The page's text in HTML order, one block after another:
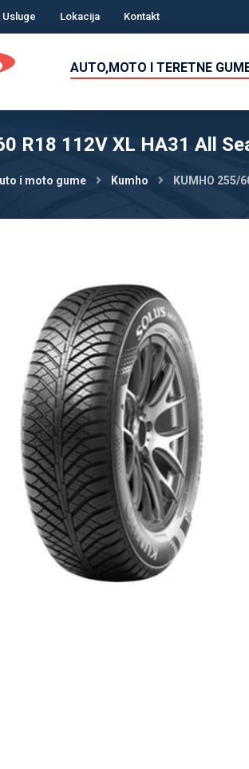
Usluge Lokacija Kontakt
AUTO,MOTO I TERETNE
R18 112V XL HA31 All
i moto gume Kumho KUMHO 255/